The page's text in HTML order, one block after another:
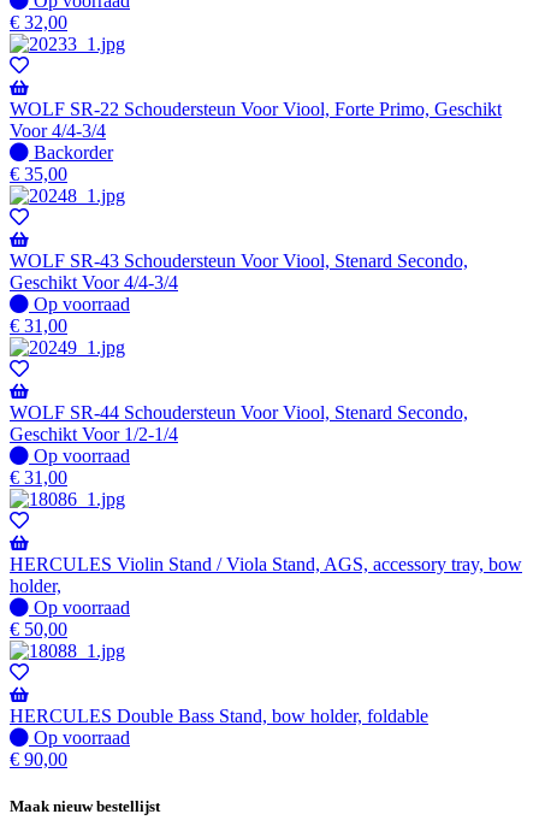
voorraad
€ 32,00
WOLF SR-22 Schoudersteun Voor Viool, Forte Primo, Geschikt
Voor 4/4-3/4
Niet
op
voorraad
-
Wordt
verzonden
wanneer
beschikbaar
Backorder
€ 35,00
WOLF SR-43 Schoudersteun Voor Viool, Stenard Secondo,
Geschikt Voor 4/4-3/4
Op
voorraad
Op voorraad
€ 31,00
WOLF SR-44 Schoudersteun Voor Viool, Stenard Secondo,
Geschikt Voor 1/2-1/4
Op
voorraad
Op voorraad
€ 31,00
HERCULES Violin Stand / Viola Stand, AGS, accessory tray, bow
holder,
Op
voorraad
Op voorraad
€ 50,00
HERCULES Double Bass Stand, bow holder, foldable
Op
voorraad
Op voorraad
€ 90,00
Maak nieuw bestellijst